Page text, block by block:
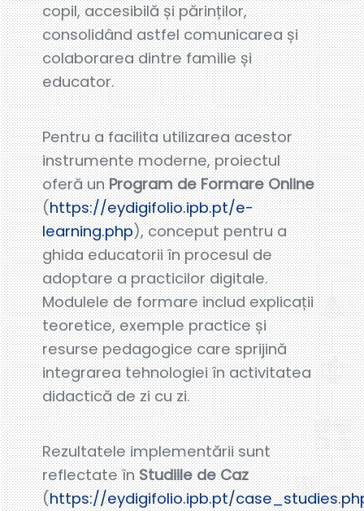
copil, accesibilă și părinților,
consolidând astfel comunicarea și
colaborarea dintre familie și
educator.
Pentru a facilita utilizarea acestor
instrumente moderne, proiectul
oferă unProgram de Formare Online
(https://eydigifolio.ipb.pt/e-
learning.php), conceput pentru a
ghida educatorii în procesul de
adoptare a practicilor digitale.
Modulele de formare includ explicații
teoretice, exemple practice și
resurse pedagogice care sprijină
integrarea tehnologiei în activitatea
didactică de zi cu zi.
Rezultatele implementării sunt
reflectate înStudiile de Caz
(https://eydigifolio.ipb.pt/